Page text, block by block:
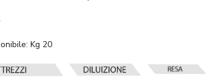
Kg 20